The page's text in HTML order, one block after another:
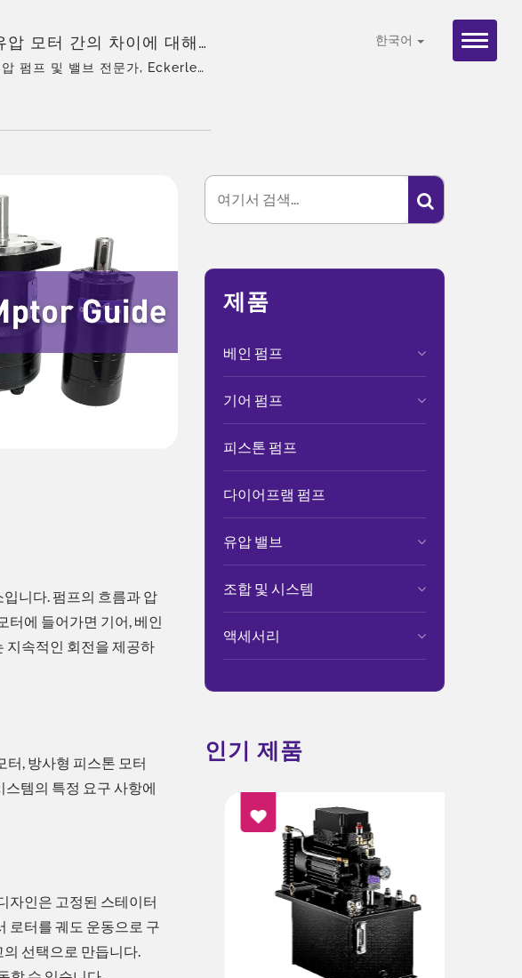
한국어
모터 간의 차이에 대해
이 있지만, 그 역할은 상
구성 요소 간의 관계를 설
관계를 이해하는 데 도움
으며, 전 세계적으로 입증
펌프 및 밸브 전문가, Eckerle의
니다. 펌프의 흐름과 압
터에 들어가면 기어, 베인
지속적인 회전을 제공하
터, 방사형 피스톤 모터
스템의 특정 요구 사항에
자인은 고정된 스테이터
로터를 궤도 운동으로 구
선택으로 만듭니다.
제품
베인 펌프
기어 펌프
피스톤 펌프
다이어프램 펌프
유압 밸브
조합 및 시스템
액세서리
인기 제품